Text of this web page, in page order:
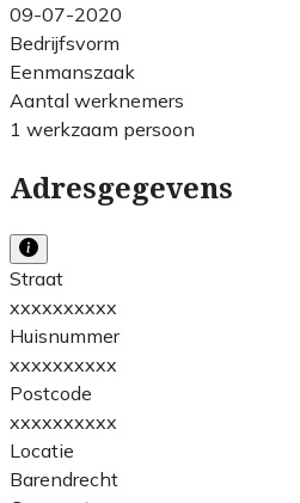
09-07-2020
Bedrijfsvorm
Eenmanszaak
Aantal werknemers
1 werkzaam persoon
Adresgegevens
Straat
xxxxxxxxxx
Huisnummer
xxxxxxxxxx
Postcode
xxxxxxxxxx
Locatie
Barendrecht